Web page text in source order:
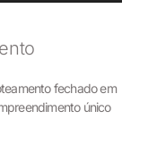
fechado em
único